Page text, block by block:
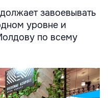
завоевывать
уровне и
по всему